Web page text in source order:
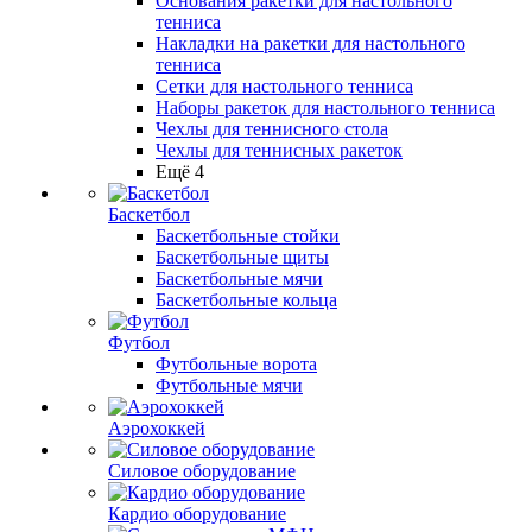
тенниса
Накладки на ракетки для настольного
тенниса
Сетки для настольного тенниса
Наборы ракеток для настольного тенниса
Чехлы для теннисного стола
Чехлы для теннисных ракеток
Ещё 4
Баскетбол
Баскетбольные стойки
Баскетбольные щиты
Баскетбольные мячи
Баскетбольные кольца
Футбол
Футбольные ворота
Футбольные мячи
Аэрохоккей
Силовое оборудование
Кардио оборудование